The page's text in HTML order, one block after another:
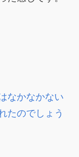
なかなかない
たのでしょう